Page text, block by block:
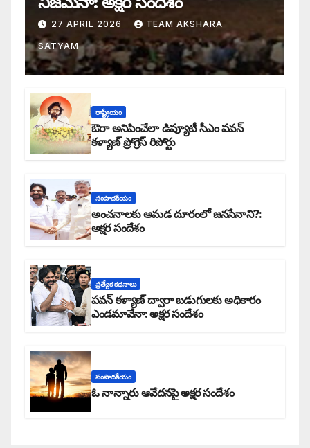
27 APRIL 2026 TEAM AKSHARA
SATYAM
రాష్ట్రీయం
ఔరా అనిపించేలా డిప్యూటీ సీఎం పవన్
కళ్యాణ్ ప్రోగ్రెస్ రిపోర్టు
సంపాదకీయం
అంచనాలకు ఆమడ దూరంలో జనసేనాని?:
అక్షర సందేశం
ప్రత్యేక కధనాలు
పవన్ కళ్యాణ్ ద్వారా బడుగులకు అధికారం
ఎండమావేనా: అక్షర సందేశం
సంపాదకీయం
ఓ నాన్నారు ఆవేదనపై అక్షర సందేశం